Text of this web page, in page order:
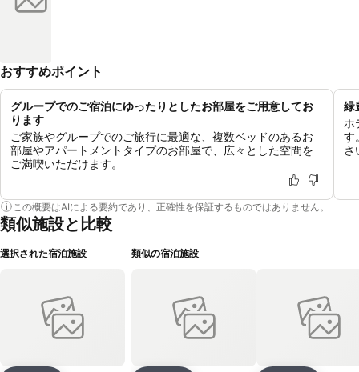
おすすめポイント
グループでのご宿泊にゆったりとしたお部屋をご用意してお
ります
ご家族やグループでのご旅行に最適な、複数ベッドのあるお
部屋やアパートメントタイプのお部屋で、広々とした空間を
ご満喫いただけます。
緑
ホ
す
さ
この概要はAIによる要約であり、正確性を保証するものではありません。
類似施設と比較
選択された宿泊施設 類似の宿泊施設